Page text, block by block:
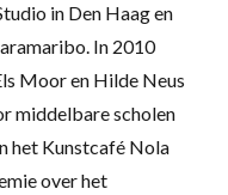
in Den Haag en
In 2010
Moor en Hilde Neus
middelbare scholen
het Kunstcafé Nola
over het